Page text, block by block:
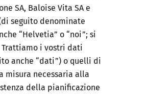
SA, Baloise Vita SA e
seguito denominate
“Helvetia” o “noi”; si
i vostri dati
anche “dati”) o quelli di
misura necessaria alla
della pianificazione